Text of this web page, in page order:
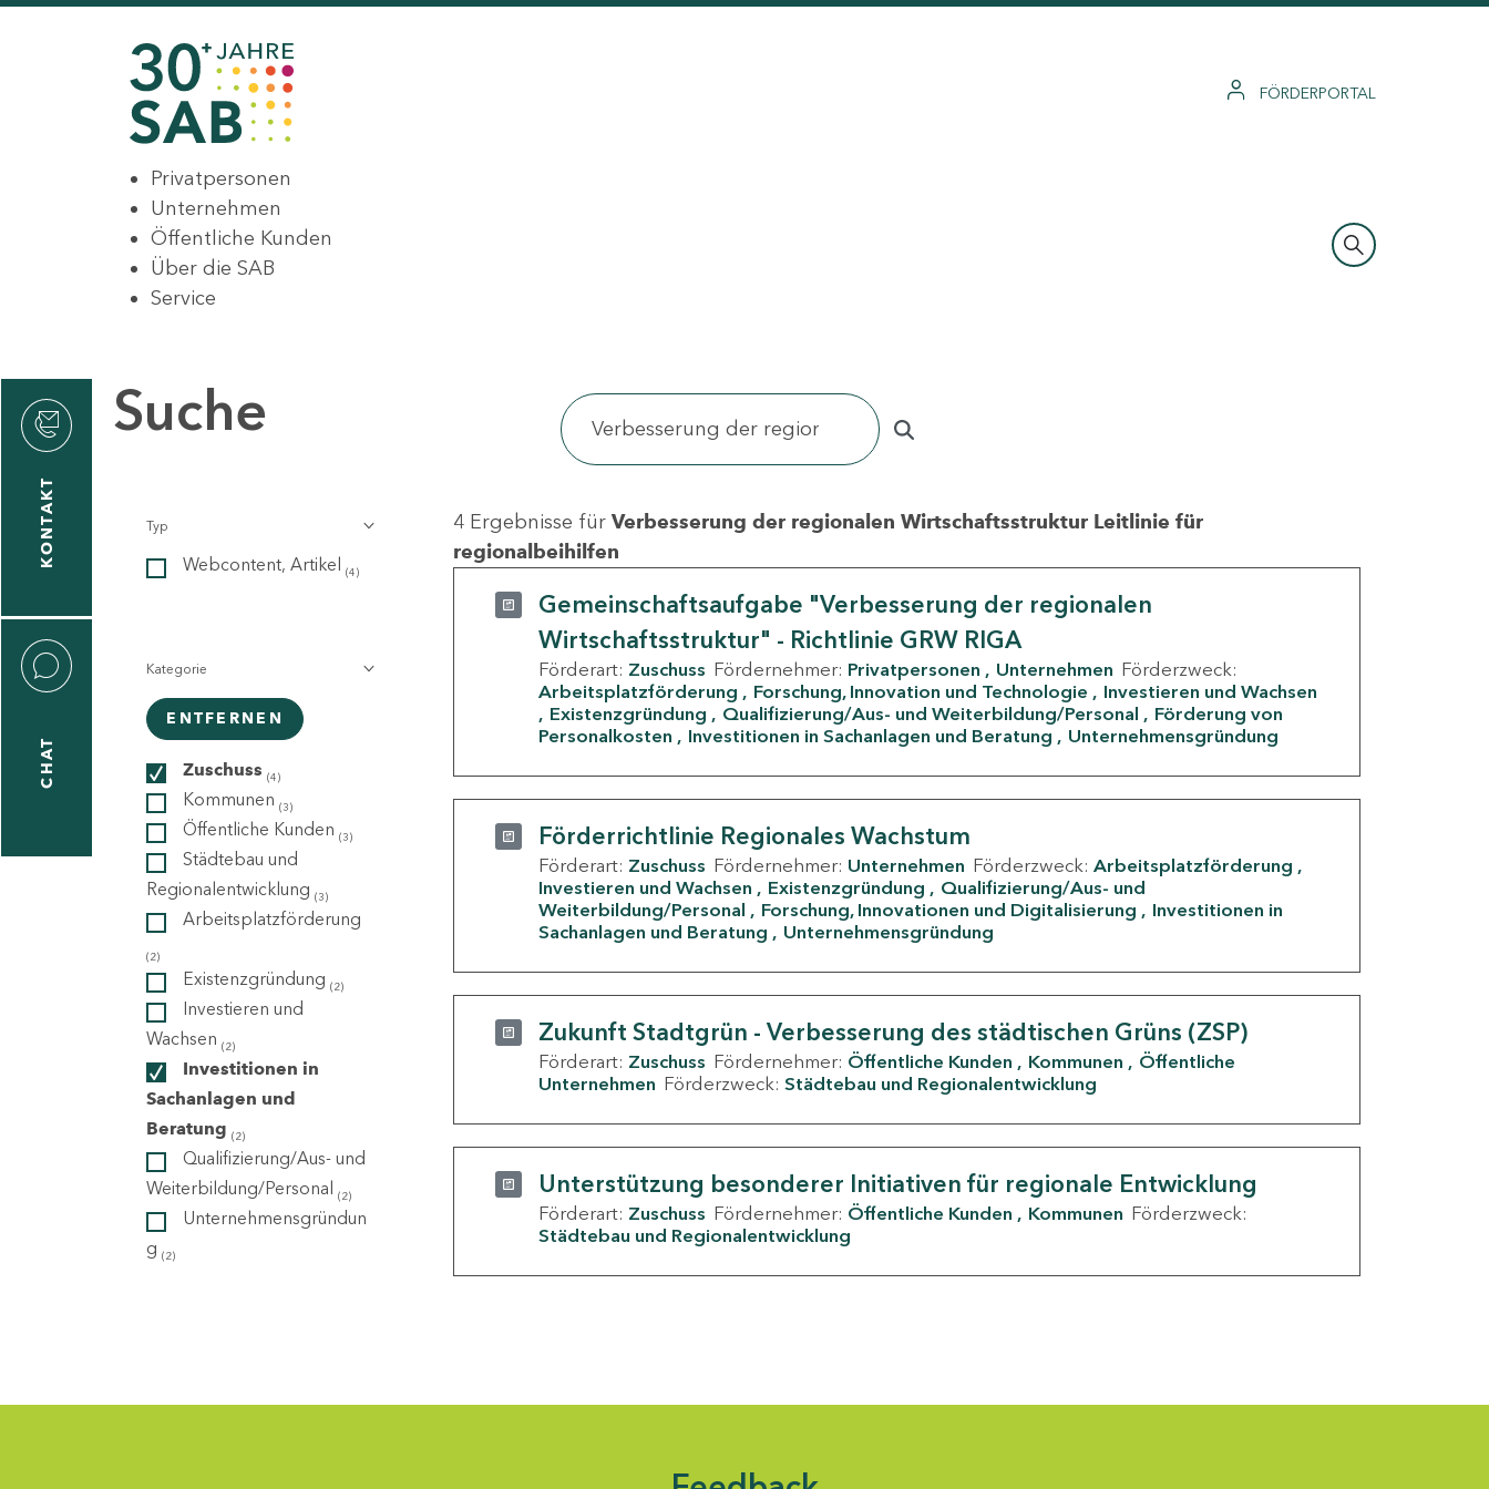
FÖRDERPORTAL
Privatpersonen
Unternehmen
Öffentliche Kunden
Über die SAB
Service
KONTAKT
CHAT
Suche
Typ
Webcontent, Artikel (4)
Kategorie
ENTFERNEN
Zuschuss (4)
Kommunen (3)
Öffentliche Kunden (3)
Städtebau und
Regionalentwicklung (3)
Arbeitsplatzförderung
(2)
Existenzgründung (2)
Investieren und
Wachsen (2)
Investitionen in
Sachanlagen und
Beratung (2)
Qualifizierung/Aus- und
Weiterbildung/Personal (2)
Unternehmensgründun
g (2)
4 Ergebnisse für Verbesserung der regionalen Wirtschaftsstruktur Leitlinie für
regionalbeihilfen
Gemeinschaftsaufgabe "Verbesserung der regionalen
Wirtschaftsstruktur" - Richtlinie GRW RIGA
Förderart: Zuschuss Fördernehmer: Privatpersonen Unternehmen Förderzweck:
Arbeitsplatzförderung
Forschung, Innovation und Technologie
Investieren und Wachsen
Existenzgründung
Qualifizierung/Aus- und Weiterbildung/Personal
Förderung von
Personalkosten
Investitionen in Sachanlagen und Beratung Unternehmensgründung
Förderrichtlinie Regionales Wachstum
Förderart: Zuschuss Fördernehmer: Unternehmen Förderzweck: Arbeitsplatzförderung
Investieren und Wachsen
Existenzgründung
Qualifizierung/Aus- und
Weiterbildung/Personal
Forschung, Innovationen und Digitalisierung
Investitionen in
Sachanlagen und Beratung
Unternehmensgründung
Zukunft Stadtgrün - Verbesserung des städtischen Grüns (ZSP)
Förderart: Zuschuss Fördernehmer: Öffentliche Kunden Kommunen
Öffentliche
Unternehmen Förderzweck: Städtebau und Regionalentwicklung
Unterstützung besonderer Initiativen für regionale Entwicklung
Förderart: Zuschuss Fördernehmer: Öffentliche Kunden Kommunen Förderzweck:
Städtebau und Regionalentwicklung